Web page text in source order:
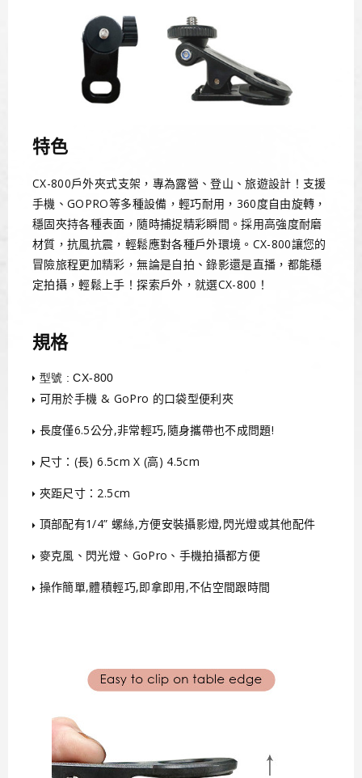
特色
CX-800戶外夾式支架，專為露營、登山、旅遊設計！支援
手機、GOPRO等多種設備，輕巧耐用，360度自由旋轉，
穩固夾持各種表面，隨時捕捉精彩瞬間。採用高強度耐磨
材質，抗風抗震，輕鬆應對各種戶外環境。CX-800讓您的
冒險旅程更加精彩，無論是自拍、錄影還是直播，都能穩
定拍攝，輕鬆上手！探索戶外，就選CX-800！
規格
型號 : CX-800
可用於手機 & GoPro 的口袋型便利夾
長度僅6.5公分,非常輕巧,隨身攜帶也不成問題!
尺寸：(長) 6.5cm X (高) 4.5cm
夾距尺寸：2.5cm
頂部配有1/4” 螺絲,方便安裝攝影燈,閃光燈或其他配件
麥克風、閃光燈、GoPro、手機拍攝都方便
操作簡單,體積輕巧,即拿即用,不佔空間跟時間